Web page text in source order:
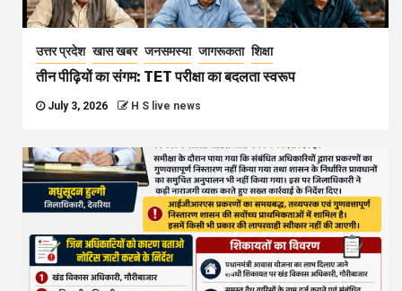
उत्तर प्रदेश खास खबर जनसमस्या जागरूकता शिक्षा
तीन पीढ़ियों का संगम: TET परीक्षा का बदलता स्वरूप
July 3, 2026 H S live news